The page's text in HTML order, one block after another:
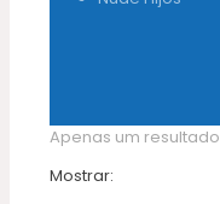
Apenas um resultado
Mostrar: